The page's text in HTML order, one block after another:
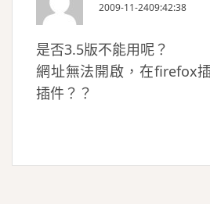
2009-11-2409:42:38
是否3.5版不能用呢？
網址無法開啟，在firefox
插件？？